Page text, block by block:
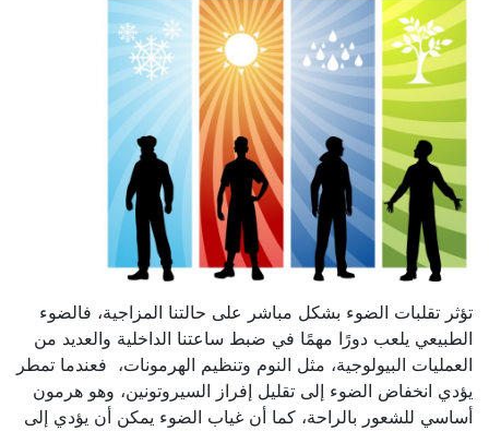
تؤثر تقلبات الضوء بشكل مباشر على حالتنا المزاجية، فالضوء
الطبيعي يلعب دورًا مهمًا في ضبط ساعتنا الداخلية والعديد من
العمليات البيولوجية، مثل النوم وتنظيم الهرمونات، فعندما تمطر
يؤدي انخفاض الضوء إلى تقليل إفراز السيروتونين، وهو هرمون
أساسي للشعور بالراحة، كما أن غياب الضوء يمكن أن يؤدي إلى